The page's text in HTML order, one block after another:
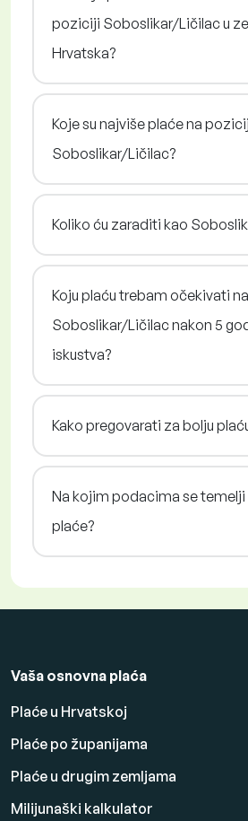
poziciji Soboslikar/Ličilac u
Hrvatska?
Koje su najviše plaće na
Soboslikar/Ličilac?
Koliko ću zaraditi kao
Koju plaću trebam očekivati
Soboslikar/Ličilac nakon 5
iskustva?
Kako pregovarati za bolju
Na kojim podacima se temelji
plaće?
Vaša osnovna plaća
Plaće u Hrvatskoj
Plaće po županijama
Plaće u drugim zemljama
Milijunaški kalkulator